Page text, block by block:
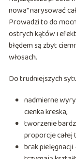
nowa” narysować
Prowadzi to do
ostrych kątów i
błędem są zbyt
włosach.
Do trudniejszych
nadmierne
cienka kreska,
tworzenie
proporcje całej
brak pielęgnacji